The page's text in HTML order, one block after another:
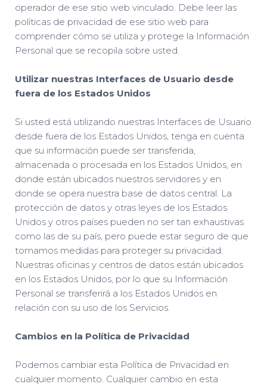
operador de ese sitio web vinculado. Debe leer las
políticas de privacidad de ese sitio web para
comprender cómo se utiliza y protege la Información
Personal que se recopila sobre usted.
Utilizar nuestras Interfaces de Usuario desde
fuera de los Estados Unidos
Si usted está utilizando nuestras Interfaces de Usuario
desde fuera de los Estados Unidos, tenga en cuenta
que su información puede ser transferida,
almacenada o procesada en los Estados Unidos, en
donde están ubicados nuestros servidores y en
donde se opera nuestra base de datos central. La
protección de datos y otras leyes de los Estados
Unidos y otros países pueden no ser tan exhaustivas
como las de su país, pero puede estar seguro de que
tomamos medidas para proteger su privacidad.
Nuestras oficinas y centros de datos están ubicados
en los Estados Unidos, por lo que su Información
Personal se transferirá a los Estados Unidos en
relación con su uso de los Servicios.
Cambios en la Política de Privacidad
Podemos cambiar esta Política de Privacidad en
cualquier momento. Cualquier cambio en esta